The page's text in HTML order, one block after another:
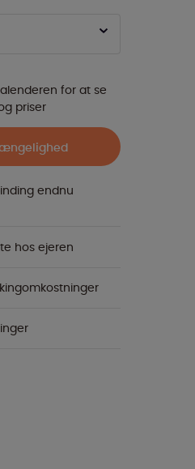
for at se
priser
endnu
hos ejeren